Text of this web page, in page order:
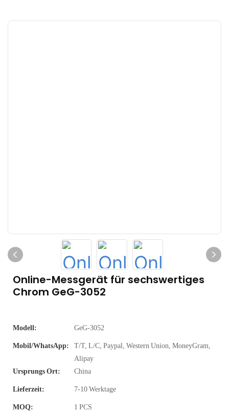
Online-Messgerät für sechswertiges
Chrom GeG-3052
Modell: GeG-3052
Mobil/WhatsApp:
T/T, L/C, Paypal, Western Union, MoneyGram,
Alipay
Ursprungs Ort:
China
Lieferzeit: 7-10 Werktage
MOQ: 1 PCS